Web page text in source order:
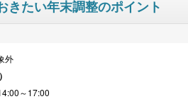
たい年末調整のポイント
外
）
～17:00